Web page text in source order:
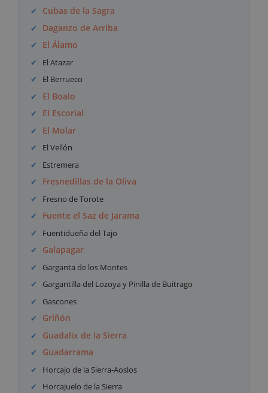
Cubas de la Sagra
Daganzo de Arriba
El Álamo
El Atazar
El Berrueco
El Boalo
El Escorial
El Molar
El Vellón
Estremera
Fresnedillas de la Oliva
Fresno de Torote
Fuente el Saz de Jarama
Fuentidueña del Tajo
Galapagar
Garganta de los Montes
Gargantilla del Lozoya y Pinilla de Buitrago
Gascones
Griñón
Guadalix de la Sierra
Guadarrama
Horcajo de la Sierra-Aoslos
Horcajuelo de la Sierra